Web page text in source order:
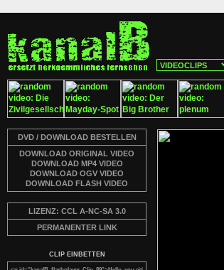
DVD / DOWNLOAD BESTELLEN
DOWNLOAD ORIGINAL VIDEO
DOWNLOAD MP4 VIDEO
DOWNLOAD OGV VIDEO
DOWNLOAD FLASH VIDEO
LIZENZ: CCL A-NC-SA 3.0
PERMANENTER LINK
CLIP EINBETTEN